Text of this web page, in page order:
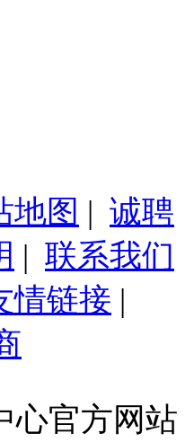
地图 | 诚聘
| 联系我们
情链接 |
心官方网站